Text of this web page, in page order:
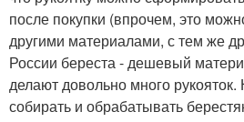
после покупки (впрочем, это
другими материалами, с тем же
России береста - дешевый
делают довольно много
собирать и обрабатывать